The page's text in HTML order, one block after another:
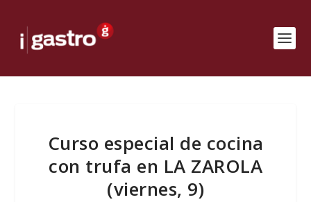
Curso especial de cocina
con trufa en LA ZAROLA
(viernes, 9)